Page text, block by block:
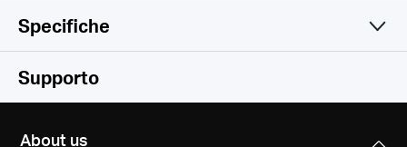
Una sola app semplice e
funzionale
Specifiche
Wireless
Supporto
About us